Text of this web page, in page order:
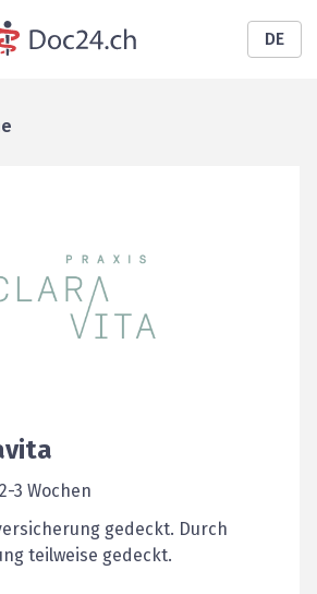
DE
3 Wochen
gedeckt. Durch
teilweise gedeckt.